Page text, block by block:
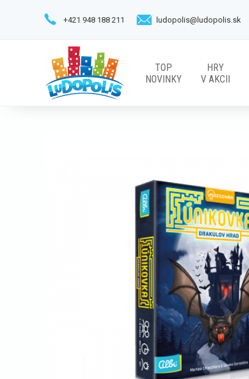
TOP
NOVINKY
HRY
V AKCII
+421 948 188 211 ludopolis@ludopolis.sk